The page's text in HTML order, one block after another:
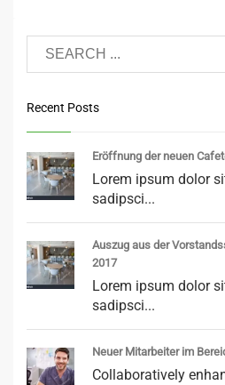
Recent Posts
Eröffnung der neuen
Lorem ipsum dolor
sadipsci...
Auszug aus der
2017
Lorem ipsum dolor
sadipsci...
Neuer Mitarbeiter im
Collaboratively